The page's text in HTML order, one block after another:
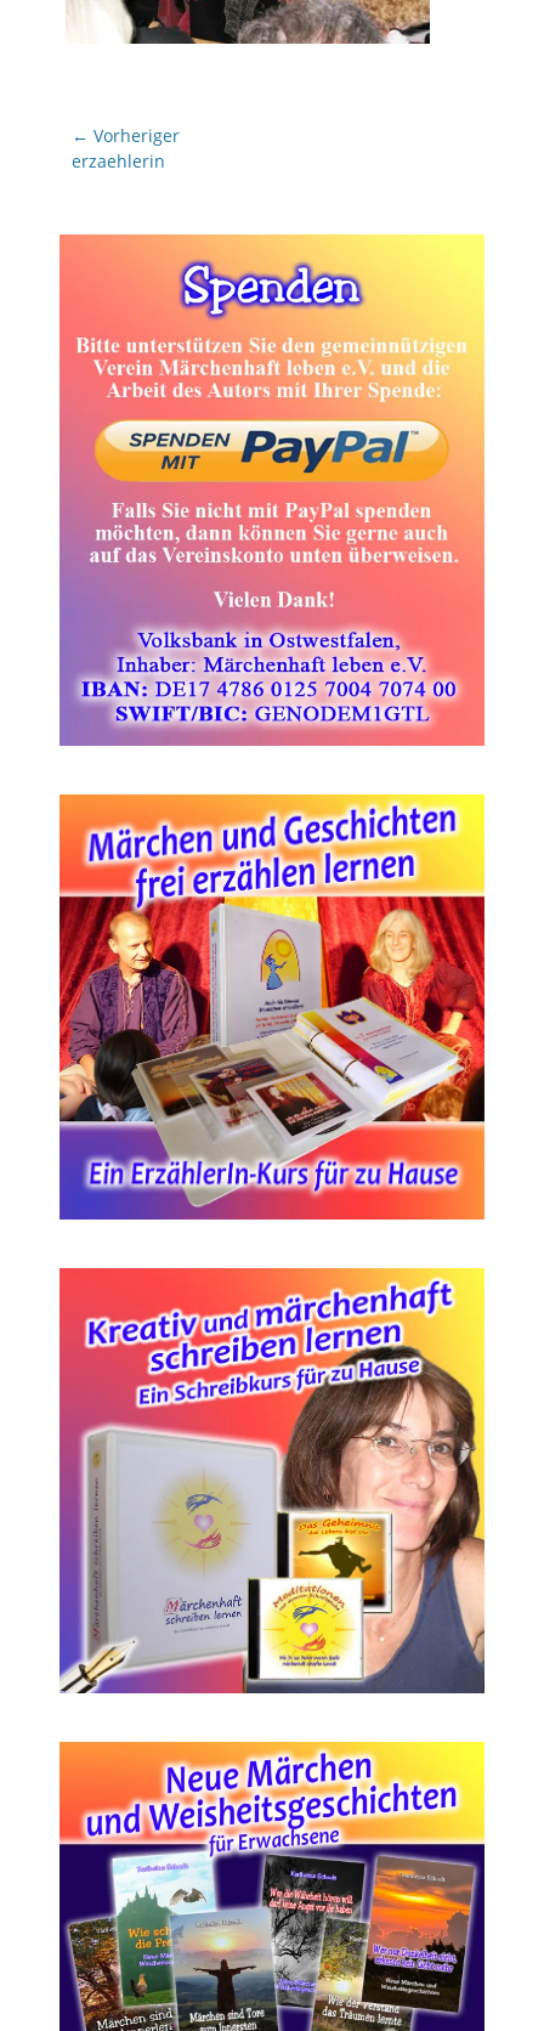
Beitragsnavigation
← Vorheriger
Vorheriger
erzaehlerin